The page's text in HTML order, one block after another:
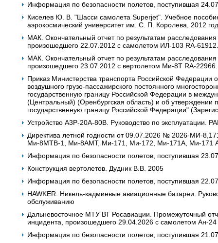
Информация по безопасности полетов, поступившая
Киселев Ю. В. "Шасси самолета Superjet". Учебное
аэрокосмический университет им. С. П. Королева, 2012 год
МАК. Окончательный отчет по результатам
произошедшего 22.07.2012 с самолетом ИЛ-103 RA-
МАК. Окончательный отчет по результатам
произошедшего 23.07.2012 c вертолетом Ми-8Т RA-
Приказ Министерства транспорта Российской
воздушного грузо-пассажирского постоянного
государственную границу Российской Федерации в
(Центральный) (Оренбургская область) и об утверждении
государственную границу Российской Федерации"
Устройство А3Р-20А-80В. Руководство по эксплуатации.
Директива летной годности от 09.07.2026 № 2026-МИ-
Ми-8МТВ-1, Ми-8АМТ, Ми-171, Ми-172, Ми-171А, Ми-171
Информация по безопасности полетов, поступившая
Конструкция вертолетов. Дудник В.В. 2005
Информация по безопасности полетов, поступившая
HAWKER. Никель-кадмиевые авиационные батареи.
обслуживанию
Дальневосточное МТУ ВТ Росавиации. Промежуточный
инцидента, произошедшего 29.04.2026 с самолетом Ан-
Информация по безопасности полетов, поступившая